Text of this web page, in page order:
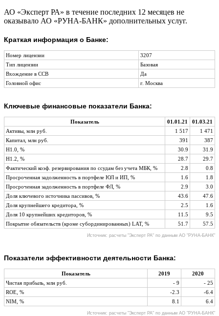
Краткая информация о Банке:
Номер лицензии
3207
Тип лицензии
Базовая
Вхождение в ССВ
Да
Головной офис
г. Москва
Ключевые финансовые показатели Банка:
Показатель 01.01.21
01.03.21
Активы, млн руб.
1 517
1 471
Капитал, млн руб.
391
387
Н1.0, %
30.9
31.9
Н1.2, %
28.7
29.7
Фактический коэф. резервирования по ссудам без учета МБК, %
2.8
0.8
Просроченная задолженность в портфеле ЮЛ и ИП, %
1.6
1.8
Просроченная задолженность в портфеле ФЛ, %
2.9
3.0
Доля ключевого источника пассивов, %
43.6
47.6
Доля крупнейшего кредитора, %
2.5
1.6
Доля 10 крупнейших кредиторов, %
11.5
9.5
Покрытие обязательств (кроме субординированных) LAT, %
51.7 57.5
Источник: расчеты "Эксперт РА" по данным АО "РУНА-БАНК"
Показатели эффективности деятельности Банка:
Показатель 2019
2020
Чистая прибыль, млн руб.
- 9
- 25
ROE, %
-2.3
-6.4
NIM, %
8.1 6.4
Источник: расчеты "Эксперт РА" по данным АО "РУНА-БАНК"
АО «Эксперт РА» в течение последних 12 месяцев не
оказывало АО «РУНА-БАНК» дополнительных услуг.